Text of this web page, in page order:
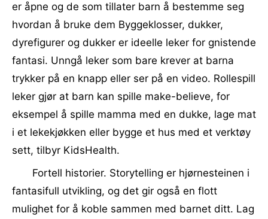
er åpne og de som tillater barn å bestemme seg
hvordan å bruke dem Byggeklosser, dukker,
dyrefigurer og dukker er ideelle leker for gnistende
fantasi. Unngå leker som bare krever at barna
trykker på en knapp eller ser på en video. Rollespill
leker gjør at barn kan spille make-believe, for
eksempel å spille mamma med en dukke, lage mat
i et lekekjøkken eller bygge et hus med et verktøy
sett, tilbyr KidsHealth.
Fortell historier. Storytelling er hjørnesteinen i
fantasifull utvikling, og det gir også en flott
mulighet for å koble sammen med barnet ditt. Lag